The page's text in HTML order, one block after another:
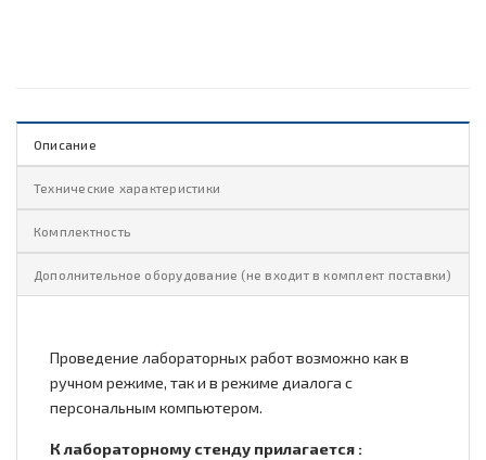
Описание
Технические характеристики
Комплектность
Дополнительное оборудование (не входит в комплект поставки)
Проведение лабораторных работ возможно как в
ручном режиме, так и в режиме диалога с
персональным компьютером.
К лабораторному стенду прилагается :